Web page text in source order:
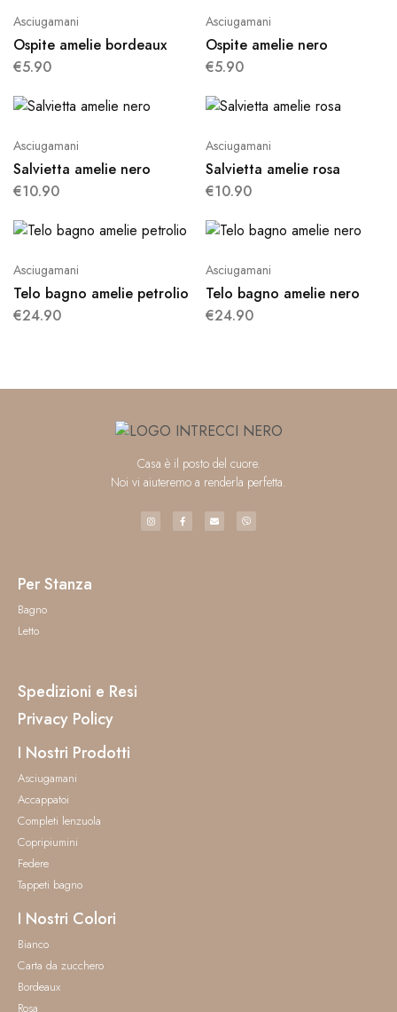
Asciugamani
Ospite amelie bordeaux
€5.90
Asciugamani
Ospite amelie nero
€5.90
Asciugamani
Salvietta amelie nero
€10.90
Asciugamani
Salvietta amelie rosa
€10.90
Asciugamani
Telo bagno amelie petrolio
€24.90
Asciugamani
Telo bagno amelie nero
€24.90
Casa è il posto del cuore.
Noi vi aiuteremo a renderla perfetta.
Per Stanza
Bagno
Letto
Spedizioni e Resi
Privacy Policy
I Nostri Prodotti
Asciugamani
Accappatoi
Completi lenzuola
Copripiumini
Federe
Tappeti bagno
I Nostri Colori
Bianco
Carta da zucchero
Bordeaux
Rosa